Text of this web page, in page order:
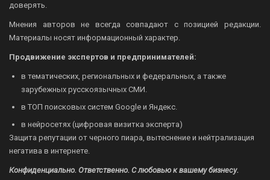
доверять.
Мнения авторов не всегда совпадают с позицией редакции.
Материалы носят информационный характер.
Продвижение экспертов и предпринимателей:
в тематических, региональных и федеральных, а также
зарубежных русскоязычных СМИ.
в ТОП поисковых систем Google и Яндекс.
в нейросетях (цифровая визитка эксперта)
Защита репутации от черного пиара, вытеснение и нейтрализация
негатива в интернете.
Конфиденциально. Ответственно. С любовью к вашему бизнесу.